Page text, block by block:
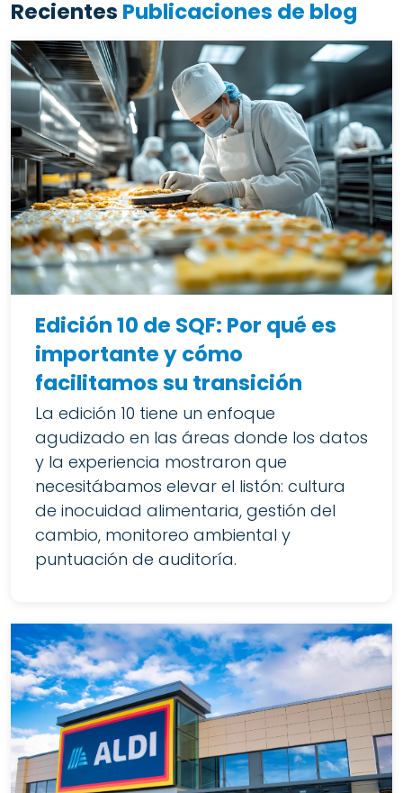
Recientes Publicaciones de blog
Edición 10 de SQF: Por qué es
importante y cómo
facilitamos su transición
La edición 10 tiene un enfoque
agudizado en las áreas donde los datos
y la experiencia mostraron que
necesitábamos elevar el listón: cultura
de inocuidad alimentaria, gestión del
cambio, monitoreo ambiental y
puntuación de auditoría.